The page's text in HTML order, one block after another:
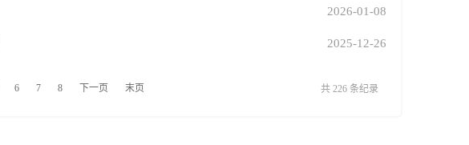
2026-01-08
2025-12-26
6 7 8 下一页 末页 共 226 条纪录